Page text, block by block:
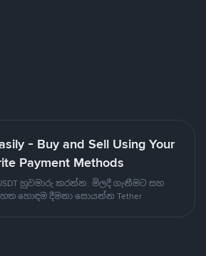
- Buy and Sell Using Your
Payment Methods
USDT හුවමාරු කරන්න. මිලදී ගැනීමට සහ
හොඳම දීමනා සොයන්න Tether